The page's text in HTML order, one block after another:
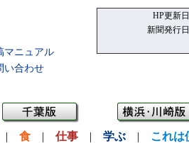
マニュアル
い合わせ
HP更新
新聞発行
| 食 | 仕事 | 学ぶ | これは